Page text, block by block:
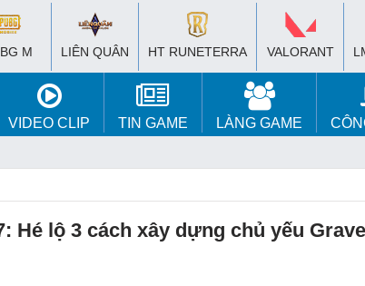
M LIÊN QUÂN HT RUNETERRA VALORANT
VIDEO CLIP TIN GAME LÀNG GAME
Hé lộ 3 cách xây dựng chủ yếu